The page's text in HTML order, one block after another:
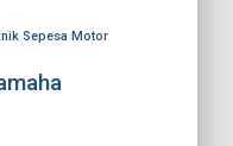
Sepesa Motor